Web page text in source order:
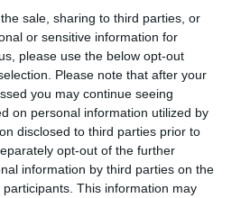
sale, sharing to third parties, or
or sensitive information for
please use the below opt-out
Please note that after your
you may continue seeing
on personal information utilized by
disclosed to third parties prior to
opt-out of the further
information by third parties on the
participants. This information may
Marmelad
Frukt
Husmanskost